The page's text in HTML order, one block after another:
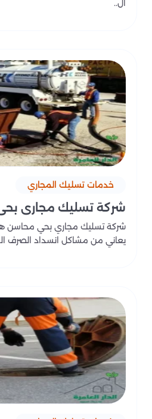
ال..
خدمات تسليك المجاري
شركة تسليك مجاري
شركة تسليك مجاري بحي محاسن
يعاني من مشاكل انسداد الصرف